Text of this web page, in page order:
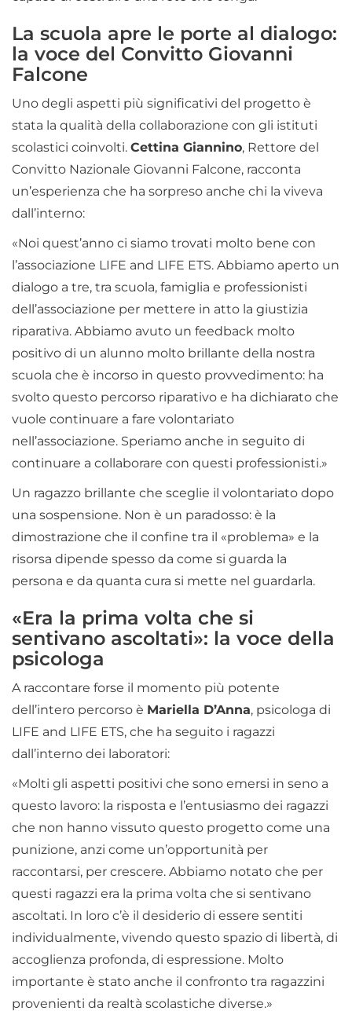
La scuola apre le porte al dialogo:
la voce del Convitto Giovanni
Falcone
Uno degli aspetti più significativi del progetto è
stata la qualità della collaborazione con gli istituti
scolastici coinvolti. Cettina Giannino, Rettore del
Convitto Nazionale Giovanni Falcone, racconta
un’esperienza che ha sorpreso anche chi la viveva
dall’interno:
«Noi quest’anno ci siamo trovati molto bene con
l’associazione LIFE and LIFE ETS. Abbiamo aperto un
dialogo a tre, tra scuola, famiglia e professionisti
dell’associazione per mettere in atto la giustizia
riparativa. Abbiamo avuto un feedback molto
positivo di un alunno molto brillante della nostra
scuola che è incorso in questo provvedimento: ha
svolto questo percorso riparativo e ha dichiarato che
vuole continuare a fare volontariato
nell’associazione. Speriamo anche in seguito di
continuare a collaborare con questi professionisti.»
Un ragazzo brillante che sceglie il volontariato dopo
una sospensione. Non è un paradosso: è la
dimostrazione che il confine tra il «problema» e la
risorsa dipende spesso da come si guarda la
persona e da quanta cura si mette nel guardarla.
«Era la prima volta che si
sentivano ascoltati»: la voce della
psicologa
A raccontare forse il momento più potente
dell’intero percorso è Mariella D’Anna, psicologa di
LIFE and LIFE ETS, che ha seguito i ragazzi
dall’interno dei laboratori:
«Molti gli aspetti positivi che sono emersi in seno a
questo lavoro: la risposta e l’entusiasmo dei ragazzi
che non hanno vissuto questo progetto come una
punizione, anzi come un’opportunità per
raccontarsi, per crescere. Abbiamo notato che per
questi ragazzi era la prima volta che si sentivano
ascoltati. In loro c’è il desiderio di essere sentiti
individualmente, vivendo questo spazio di libertà, di
accoglienza profonda, di espressione. Molto
importante è stato anche il confronto tra ragazzini
provenienti da realtà scolastiche diverse.»